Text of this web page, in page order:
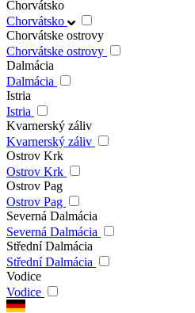
Chorvátsko
Chorvátsko
Chorvátske ostrovy
Chorvátske ostrovy
Dalmácia
Dalmácia
Istria
Istria
Kvarnerský záliv
Kvarnerský záliv
Ostrov Krk
Ostrov Krk
Ostrov Pag
Ostrov Pag
Severná Dalmácia
Severná Dalmácia
Střední Dalmácia
Střední Dalmácia
Vodice
Vodice